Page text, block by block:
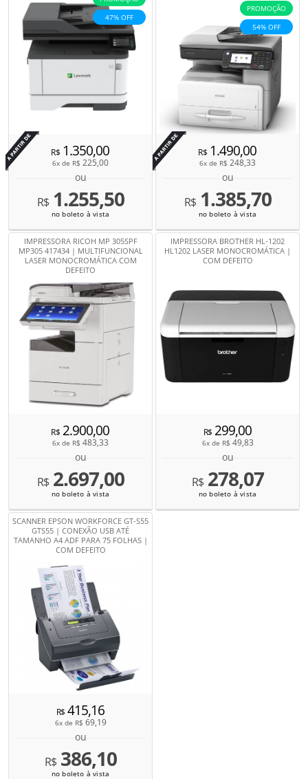
47% OFF
Por
R$1.350,00
6x de R$ 225,00
ou
R$1.255,50
no boleto à vista
PROMOÇÃO
54% OFF
Por
R$1.490,00
6x de R$ 248,33
ou
R$1.385,70
no boleto à vista
IMPRESSORA RICOH MP 305SPF
MP305 417434 | MULTIFUNCIONAL
LASER MONOCROMÁTICA COM
DEFEITO
R$2.900,00
6x de R$ 483,33
ou
R$2.697,00
no boleto à vista
IMPRESSORA BROTHER HL-1202
HL1202 LASER MONOCROMÁTICA |
COM DEFEITO
R$299,00
6x de R$ 49,83
ou
R$278,07
no boleto à vista
SCANNER EPSON WORKFORCE GT-S55
GTS55 | CONEXÃO USB ATÉ
TAMANHO A4 ADF PARA 75 FOLHAS |
COM DEFEITO
R$415,16
6x de R$ 69,19
ou
R$386,10
no boleto à vista